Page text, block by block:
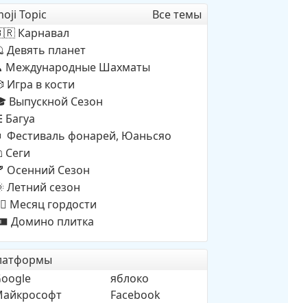
Topic Все темы
Карнавал
Девять планет
Международные Шахматы
Игра в кости
Выпускной Сезон
Багуа
Фестиваль фонарей, Юаньсяо
Cеги
Осенний Cезон
Летний сезон
Месяц гордости
Домино плитка
яблоко
Facebook